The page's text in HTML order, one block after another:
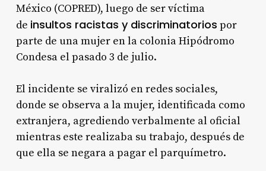
México (COPRED), luego de ser víctima
de insultos racistas y discriminatorios por
parte de una mujer en la colonia Hipódromo
Condesa el pasado 3 de julio.
El incidente se viralizó en redes sociales,
donde se observa a la mujer, identificada como
extranjera, agrediendo verbalmente al oficial
mientras este realizaba su trabajo, después de
que ella se negara a pagar el parquímetro.